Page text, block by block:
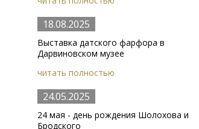
18.08.2025
Выставка датского фарфора в
Дарвиновском музее
читать полностью
24.05.2025
24 мая - день рождения Шолохова и
Бродского